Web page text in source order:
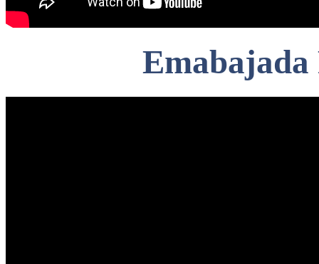
Emabajada